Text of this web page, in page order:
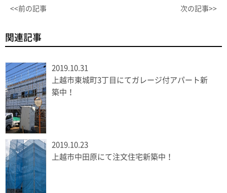
<<前の記事 次の記事>>
関連記事
2019.10.31
上越市東城町3丁目にてガレージ付アパート新
築中！
2019.10.23
上越市中田原にて注文住宅新築中！